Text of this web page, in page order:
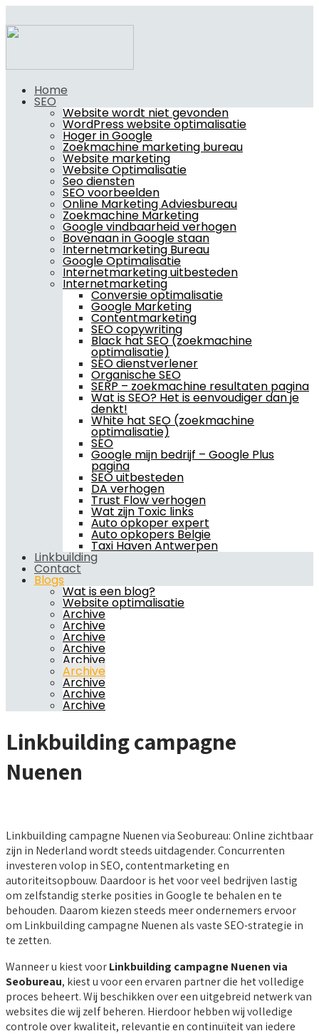
Home
SEO
Website wordt niet gevonden
WordPress website optimalisatie
Hoger in Google
Zoekmachine marketing bureau
Website marketing
Website Optimalisatie
Seo diensten
SEO voorbeelden
Online Marketing Adviesbureau
Zoekmachine Marketing
Google vindbaarheid verhogen
Bovenaan in Google staan
Internetmarketing Bureau
Google Optimalisatie
Internetmarketing uitbesteden
Internetmarketing
Conversie optimalisatie
Google Marketing
Contentmarketing
SEO copywriting
Black hat SEO (zoekmachine
optimalisatie)
SEO dienstverlener
Organische SEO
SERP – zoekmachine resultaten pagina
Wat is SEO? Het is eenvoudiger dan je
denkt!
White hat SEO (zoekmachine
optimalisatie)
SEO
Google mijn bedrijf – Google Plus
pagina
SEO uitbesteden
DA verhogen
Trust Flow verhogen
Wat zijn Toxic links
Auto opkoper expert
Auto opkopers Belgie
Taxi Haven Antwerpen
Linkbuilding
Contact
Blogs
Wat is een blog?
Website optimalisatie
Archive
Archive
Archive
Archive
Archive
Archive
Archive
Archive
Archive
Linkbuilding campagne
Nuenen
Linkbuilding campagne Nuenen via Seobureau: Online zichtbaar
zijn in Nederland wordt steeds uitdagender. Concurrenten
investeren volop in SEO, contentmarketing en
autoriteitsopbouw. Daardoor is het voor veel bedrijven lastig
om zelfstandig sterke posities in Google te behalen en te
behouden. Daarom kiezen steeds meer ondernemers ervoor
om Linkbuilding campagne Nuenen als vaste SEO-strategie in
te zetten.
Wanneer u kiest voorLinkbuilding campagne Nuenen via
Seobureau, kiest u voor een ervaren partner die het volledige
proces beheert. Wij beschikken over een uitgebreid netwerk van
websites die wij zelf beheren. Hierdoor hebben wij volledige
controle over kwaliteit, relevantie en continuïteit van iedere